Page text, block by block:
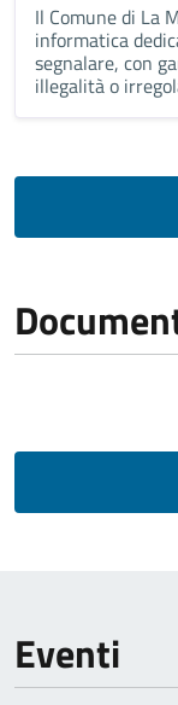
Il Comune di La
informatica
segnalare, con
illegalità o
Eventi